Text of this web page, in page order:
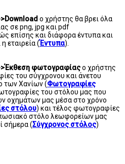
ο χρήστης θα βρει όλα
σε png, jpg και pdf
επίσης και διάφορα έντυπα και
εταιρεία (Έντυπα).
>Έκθεση φωτογραφίαςο χρήστης
του σύγχρονου και άνετου
των Χανίων (Φωτογραφίες
του στόλου μας που
οχημάτων μας μέσα στο χρόνο
στόλου) και τέλος φωτογραφίες
στόλο λεωφορείων μας
σήμερα (Σύγχρονος στόλος)